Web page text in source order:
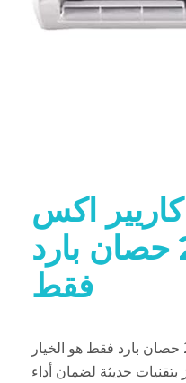
اكس
باور 2.25 حصان بارد
فقط
تكييف كاريير اكس باور 2.25 حصان بارد فقط هو الخيار
بتقنيات حديثة لضمان أداء